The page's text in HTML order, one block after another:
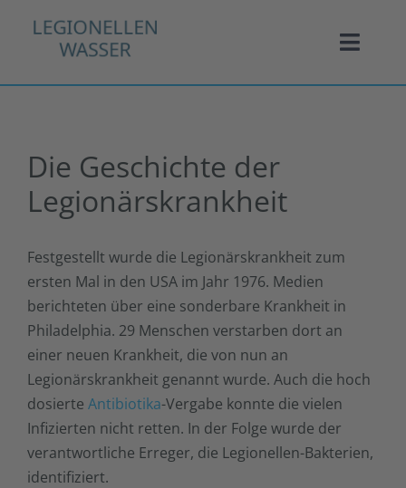
Inhalt
Legionellen
Infektionswege
Risiken
Nachweis
Bekämpfung
Die Geschichte der
Legionärskrankheit
Festgestellt wurde die Legionärskrankheit zum
ersten Mal in den USA im Jahr 1976. Medien
berichteten über eine sonderbare Krankheit in
Philadelphia. 29 Menschen verstarben dort an
einer neuen Krankheit, die von nun an
Legionärskrankheit genannt wurde. Auch die hoch
dosierte Antibiotika-Vergabe konnte die vielen
Infizierten nicht retten. In der Folge wurde der
verantwortliche Erreger, die Legionellen-Bakterien,
identifiziert.